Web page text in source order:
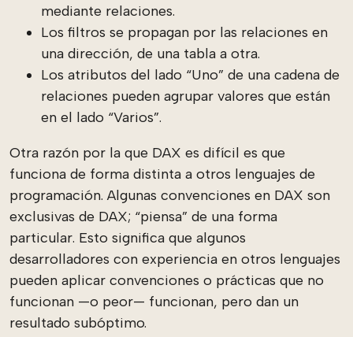
mediante relaciones.
Los filtros se propagan por las relaciones en
una dirección, de una tabla a otra.
Los atributos del lado “Uno” de una cadena de
relaciones pueden agrupar valores que están
en el lado “Varios”.
Otra razón por la que DAX es difícil es que
funciona de forma distinta a otros lenguajes de
programación. Algunas convenciones en DAX son
exclusivas de DAX; “piensa” de una forma
particular. Esto significa que algunos
desarrolladores con experiencia en otros lenguajes
pueden aplicar convenciones o prácticas que no
funcionan —o peor— funcionan, pero dan un
resultado subóptimo.